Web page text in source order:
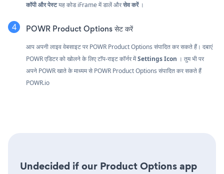
कॉपी और पेस्टयह कोड iFrame में डालें औरसेव करें।
POWR Product Options सेट करें
आप अपनी लाइव वेबसाइट पर POWR Product Options संपादित कर सकते हैं। दबाएं
POWR एडिटर को खोलने के लिए टॉप-राइट कॉर्नर मेंSettings Icon । तुम भी पर
अपने POWR खाते के माध्यम से POWR Product Options संपादित कर सकते हैं
POWR.io
Undecided if our Product Options app